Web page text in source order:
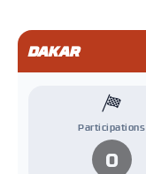
DAKAR
Participations
0